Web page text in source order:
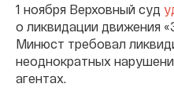
1 ноября Верховный суд
о ликвидации движения
Минюст требовал
неоднократных
агентах.